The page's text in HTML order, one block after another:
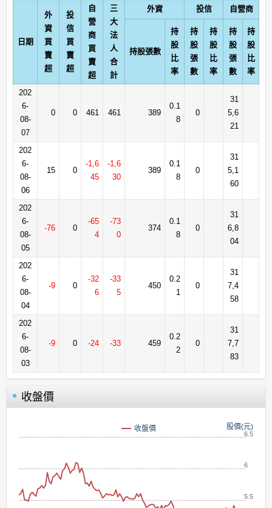
日期
外
資
買
賣
超
投
信
買
賣
超
自
營
商
買
賣
超
三
大
法
人
合
計
外資 投信 自營商
持股張數
持
股
比
率
持
股
張
數
持
股
比
率
持
股
張
數
持
股
比
率
202
6-
08-
07
0 0 461 461 389
0.1
8
0
31
5,6
21
202
6-
08-
06
15 0
-1,6
45
-1,6
30
389
0.1
8
0
31
5,1
60
202
6-
08-
05
-76 0
-65
4
-73
0
374
0.1
8
0
31
6,8
04
202
6-
08-
04
-9 0
-32
6
-33
5
450
0.2
1
0
31
7,4
58
202
6-
08-
03
-9 0 -24 -33 459
0.2
2
0
31
7,7
83
收盤價
股價(元)
收盤價
5.5
6
6.5